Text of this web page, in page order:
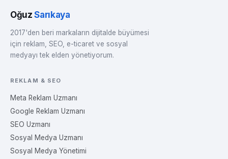
OğuzSarıkaya
2017'den beri markaların dijitalde büyümesi
için reklam, SEO, e-ticaret ve sosyal
medyayı tek elden yönetiyorum.
REKLAM & SEO
Meta Reklam Uzmanı
Google Reklam Uzmanı
SEO Uzmanı
Sosyal Medya Uzmanı
Sosyal Medya Yönetimi